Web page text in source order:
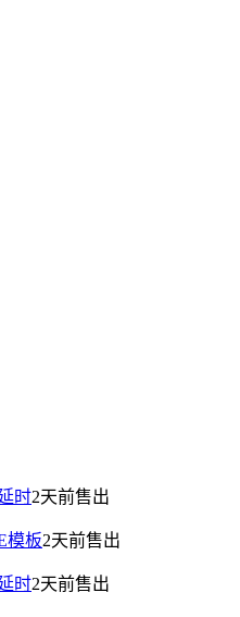
时2天前售出
模板2天前售出
时2天前售出